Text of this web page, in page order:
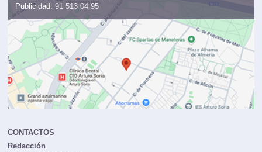
Publicidad: 91 513 04 95
CONTACTOS
Redacción